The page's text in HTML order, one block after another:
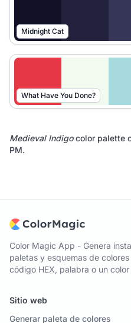
Midnight Cat
What Have You Done?
Medieval Indigocolor palette
PM.
Color Magic App - Genera
paletas y esquemas de
código HEX, palabra o un
Sitio web
Generar paleta de colores